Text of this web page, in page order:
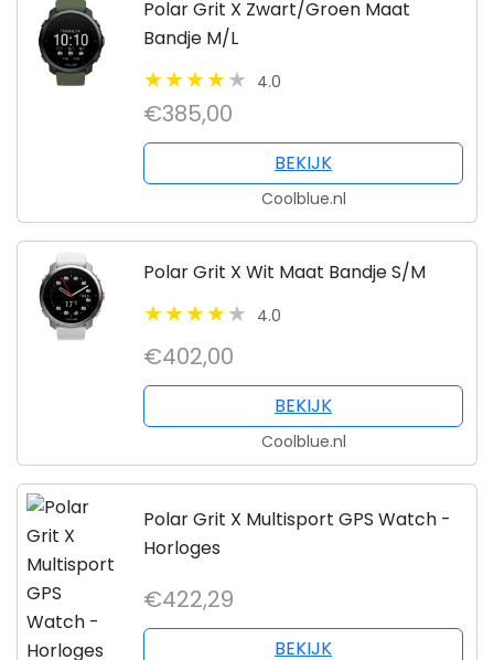
Polar Grit X Zwart/Groen Maat
Bandje M/L
4.0
€385,00
BEKIJK
Coolblue.nl
Polar Grit X Wit Maat Bandje S/M
4.0
€402,00
BEKIJK
Coolblue.nl
Polar Grit X Multisport GPS Watch -
Horloges
€422,29
BEKIJK